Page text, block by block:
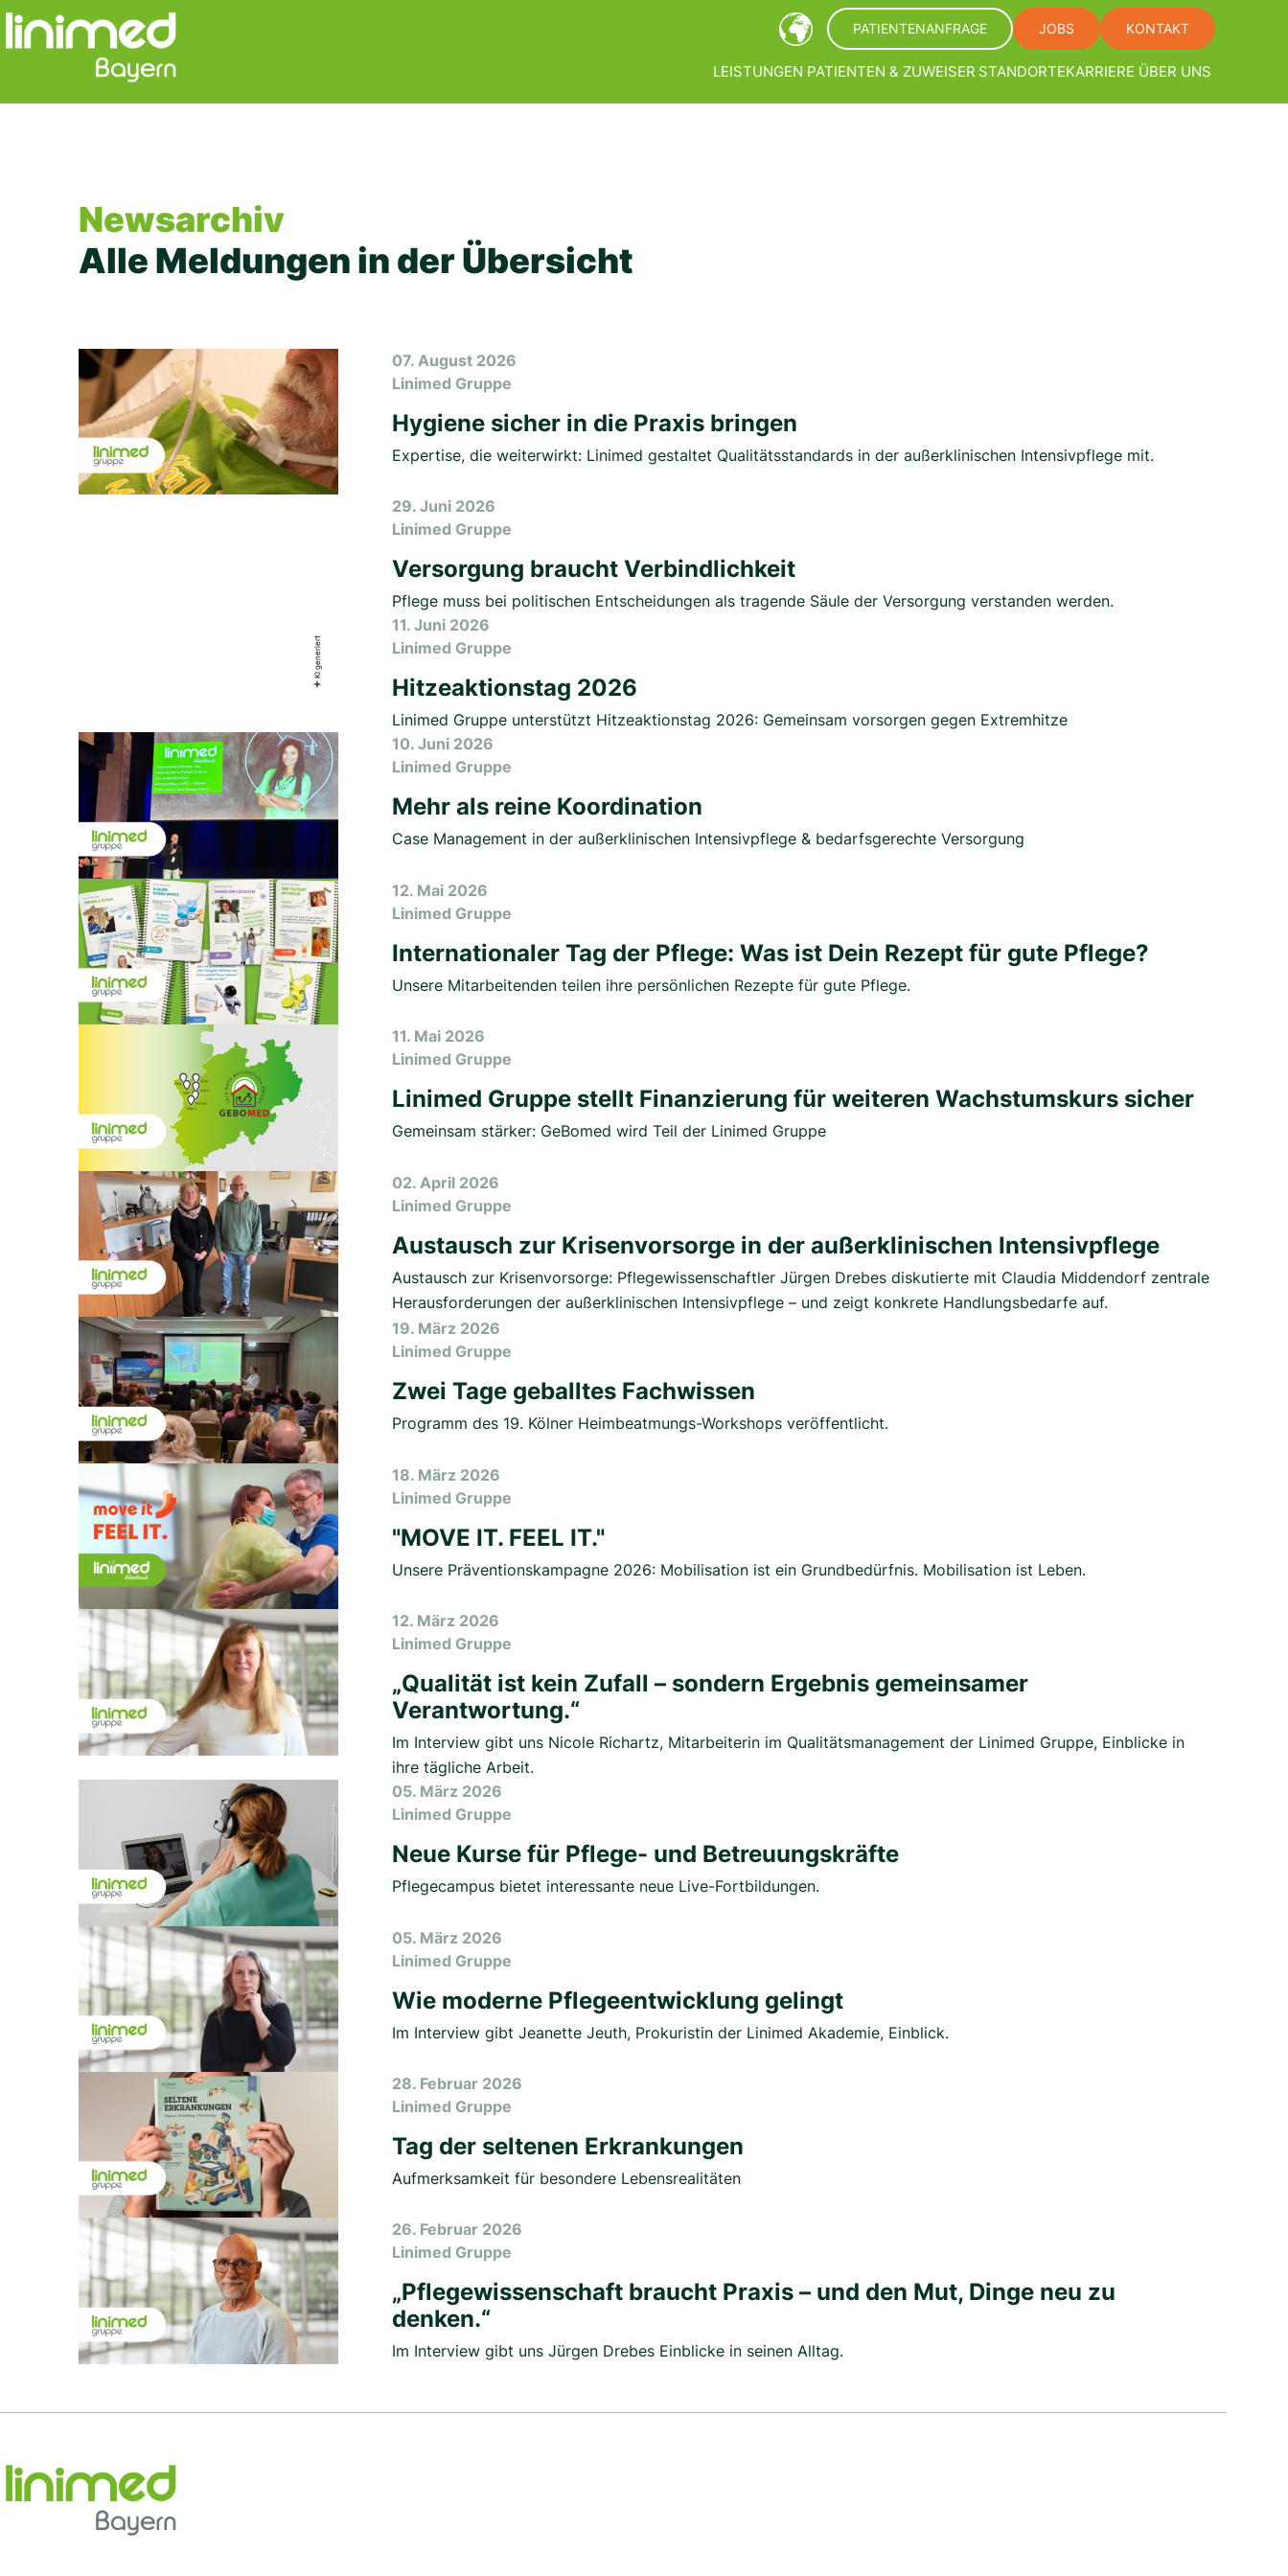
Skip
PATIENTENANFRAGE JOBS KONTAKT
LEISTUNGEN PATIENTEN & ZUWEISER STANDORTEKARRIERE ÜBER UNS
Newsarchiv
Alle Meldungen in der Übersicht
07. August 2026
Linimed Gruppe
Hygiene sicher in die Praxis bringen
Expertise, die weiterwirkt: Linimed gestaltet Qualitätsstandards in der außerklinischen Intensivpflege mit.
29. Juni 2026
Linimed Gruppe
Versorgung braucht Verbindlichkeit
Pflege muss bei politischen Entscheidungen als tragende Säule der Versorgung verstanden werden.
11. Juni 2026
Linimed Gruppe
Hitzeaktionstag 2026
Linimed Gruppe unterstützt Hitzeaktionstag 2026: Gemeinsam vorsorgen gegen Extremhitze
10. Juni 2026
Linimed Gruppe
Mehr als reine Koordination
Case Management in der außerklinischen Intensivpflege & bedarfsgerechte Versorgung
12. Mai 2026
Linimed Gruppe
Internationaler Tag der Pflege: Was ist Dein Rezept für gute Pflege?
Unsere Mitarbeitenden teilen ihre persönlichen Rezepte für gute Pflege.
11. Mai 2026
Linimed Gruppe
Linimed Gruppe stellt Finanzierung für weiteren Wachstumskurs sicher
Gemeinsam stärker: GeBomed wird Teil der Linimed Gruppe
02. April 2026
Linimed Gruppe
Austausch zur Krisenvorsorge in der außerklinischen Intensivpflege
Austausch zur Krisenvorsorge: Pflegewissenschaftler Jürgen Drebes diskutierte mit Claudia Middendorf zentrale
Herausforderungen der außerklinischen Intensivpflege – und zeigt konkrete Handlungsbedarfe auf.
19. März 2026
Linimed Gruppe
Zwei Tage geballtes Fachwissen
Programm des 19. Kölner Heimbeatmungs-Workshops veröffentlicht.
18. März 2026
Linimed Gruppe
"MOVE IT. FEEL IT."
Unsere Präventionskampagne 2026: Mobilisation ist ein Grundbedürfnis. Mobilisation ist Leben.
12. März 2026
Linimed Gruppe
„Qualität ist kein Zufall – sondern Ergebnis gemeinsamer
Verantwortung.“
Im Interview gibt uns Nicole Richartz, Mitarbeiterin im Qualitätsmanagement der Linimed Gruppe, Einblicke in
ihre tägliche Arbeit.
05. März 2026
Linimed Gruppe
Neue Kurse für Pflege- und Betreuungskräfte
Pflegecampus bietet interessante neue Live-Fortbildungen.
05. März 2026
Linimed Gruppe
Wie moderne Pflegeentwicklung gelingt
Im Interview gibt Jeanette Jeuth, Prokuristin der Linimed Akademie, Einblick.
28. Februar 2026
Linimed Gruppe
Tag der seltenen Erkrankungen
Aufmerksamkeit für besondere Lebensrealitäten
26. Februar 2026
Linimed Gruppe
„Pflegewissenschaft braucht Praxis – und den Mut, Dinge neu zu
denken.“
Im Interview gibt uns Jürgen Drebes Einblicke in seinen Alltag.